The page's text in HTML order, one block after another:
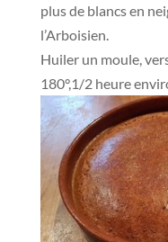
plus de blancs en
l’Arboisien.
Huiler un moule,
180°,1/2 heure